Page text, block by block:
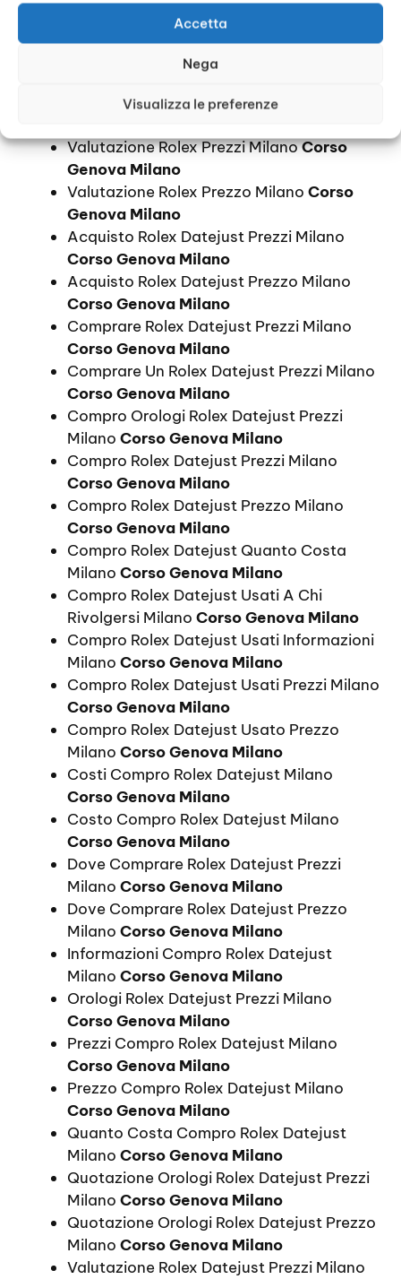
Accetta
Nega
Visualizza le preferenze
Corso Genova Milano
Quotazione Orologi Rolex Prezzi Milano
Quotazione Orologi Rolex Prezzo Milano
Valutazione Rolex Prezzi MilanoCorso
Genova Milano
Valutazione Rolex Prezzo Milano Corso
Genova Milano
Acquisto Rolex Datejust Prezzi Milano
Corso Genova Milano
Acquisto Rolex Datejust Prezzo Milano
Corso Genova Milano
Comprare Rolex Datejust Prezzi Milano
Corso Genova Milano
Comprare Un Rolex Datejust Prezzi Milano
Corso Genova Milano
Compro Orologi Rolex Datejust Prezzi
Milano Corso Genova Milano
Compro Rolex Datejust Prezzi Milano
Corso Genova Milano
Compro Rolex Datejust Prezzo Milano
Corso Genova Milano
Compro Rolex Datejust Quanto Costa
Milano Corso Genova Milano
Compro Rolex Datejust Usati A Chi
Rivolgersi Milano Corso Genova Milano
Compro Rolex Datejust Usati Informazioni
Milano Corso Genova Milano
Compro Rolex Datejust Usati Prezzi Milano
Corso Genova Milano
Compro Rolex Datejust Usato Prezzo
Milano Corso Genova Milano
Costi Compro Rolex Datejust Milano
Corso Genova Milano
Costo Compro Rolex Datejust Milano
Corso Genova Milano
Dove Comprare Rolex Datejust Prezzi
Milano Corso Genova Milano
Dove Comprare Rolex Datejust Prezzo
Milano Corso Genova Milano
Informazioni Compro Rolex Datejust
Milano Corso Genova Milano
Orologi Rolex Datejust Prezzi Milano
Corso Genova Milano
Prezzi Compro Rolex Datejust Milano
Corso Genova Milano
Prezzo Compro Rolex Datejust Milano
Corso Genova Milano
Quanto Costa Compro Rolex Datejust
Milano Corso Genova Milano
Quotazione Orologi Rolex Datejust Prezzi
Milano Corso Genova Milano
Quotazione Orologi Rolex Datejust Prezzo
Milano Corso Genova Milano
Valutazione Rolex Datejust Prezzi Milano